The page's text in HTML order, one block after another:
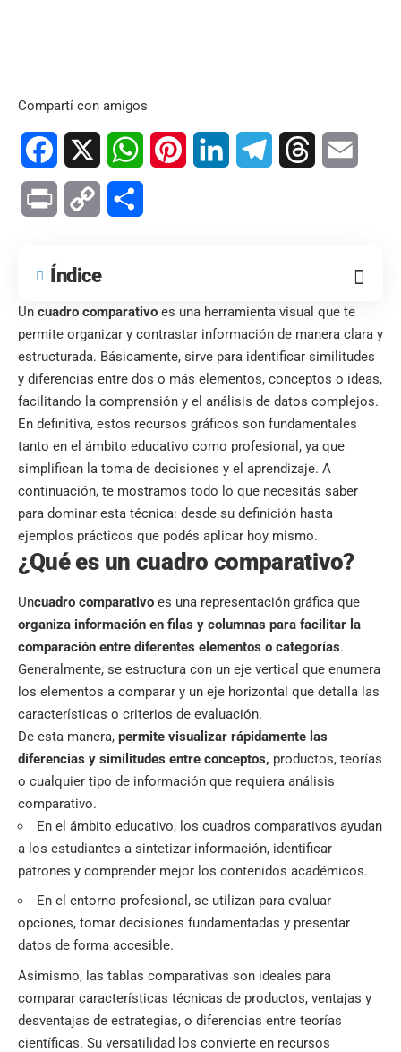
Compartí con amigos
Facebook WhatsAppPinterest LinkedIn TelegramThreads
Print Copy
Índice
Un cuadro comparativo es una herramienta visual que te
permite organizar y contrastar información de manera clara y
estructurada. Básicamente, sirve para identificar similitudes
y diferencias entre dos o más elementos, conceptos o ideas,
facilitando la comprensión y el análisis de datos complejos.
En definitiva, estos recursos gráficos son fundamentales
tanto en el ámbito educativo como profesional, ya que
simplifican la toma de decisiones y el aprendizaje. A
continuación, te mostramos todo lo que necesitás saber
para dominar esta técnica: desde su definición hasta
ejemplos prácticos que podés aplicar hoy mismo.
¿Qué es un cuadro comparativo?
Uncuadro comparativo es una representación gráfica que
organiza información en filas y columnas para facilitar la
comparación entre diferentes elementos o categorías.
Generalmente, se estructura con un eje vertical que enumera
los elementos a comparar y un eje horizontal que detalla las
características o criterios de evaluación.
De esta manera, permite visualizar rápidamente las
diferencias y similitudes entre conceptos, productos, teorías
o cualquier tipo de información que requiera análisis
comparativo.
En el ámbito educativo, los cuadros comparativos ayudan
a los estudiantes a sintetizar información, identificar
patrones y comprender mejor los contenidos académicos.
En el entorno profesional, se utilizan para evaluar
opciones, tomar decisiones fundamentadas y presentar
datos de forma accesible.
Asimismo, las tablas comparativas son ideales para
comparar características técnicas de productos, ventajas y
desventajas de estrategias, o diferencias entre teorías
científicas. Su versatilidad los convierte en recursos